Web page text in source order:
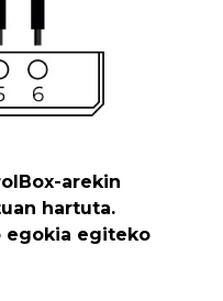
arekin
hartuta.
egokia egiteko